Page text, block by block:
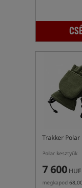
Trakker Polar
Polar kesztyűk
7 600 HUF
megkapod